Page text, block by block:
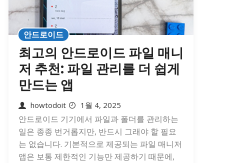
안드로이드
최고의 안드로이드 파일 매니
저 추천: 파일 관리를 더 쉽게
만드는 앱
howtodoit 1월 4, 2025
안드로이드 기기에서 파일과 폴더를 관리하는
일은 종종 번거롭지만, 반드시 그래야 할 필요
는 없습니다. 기본적으로 제공되는 파일 매니저
앱은 보통 제한적인 기능만 제공하기 때문에,